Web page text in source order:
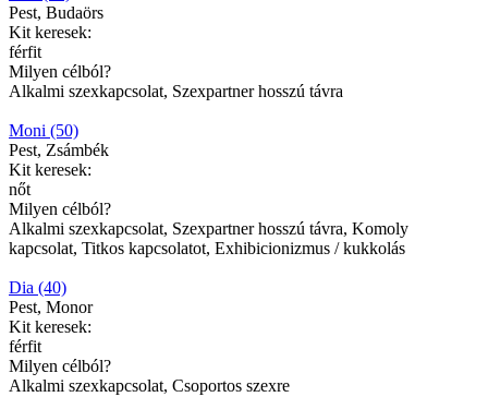
Pest, Budaörs
Kit keresek:
férfit
Milyen célból?
Alkalmi szexkapcsolat, Szexpartner hosszú távra
Moni (50)
Pest, Zsámbék
Kit keresek:
nőt
Milyen célból?
Alkalmi szexkapcsolat, Szexpartner hosszú távra, Komoly
kapcsolat, Titkos kapcsolatot, Exhibicionizmus / kukkolás
Dia (40)
Pest, Monor
Kit keresek:
férfit
Milyen célból?
Alkalmi szexkapcsolat, Csoportos szexre